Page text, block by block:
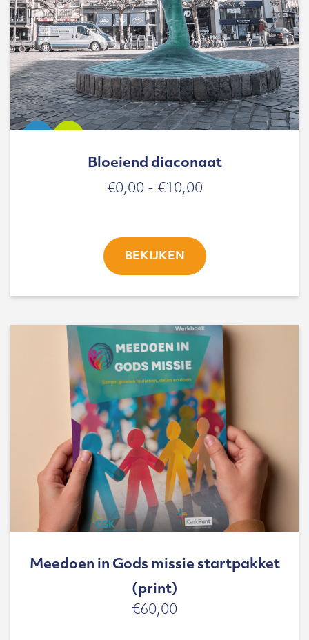
Bloeiend diaconaat
€0,00 - €10,00Prijsklasse:
€10,00
BEKIJKEN
Meedoen in Gods missie startpakket
(print)
€60,00